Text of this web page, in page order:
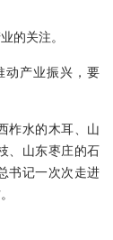
的关注。
动产业振兴，要
柞水的木耳、山
、山东枣庄的石
书记一次次走进